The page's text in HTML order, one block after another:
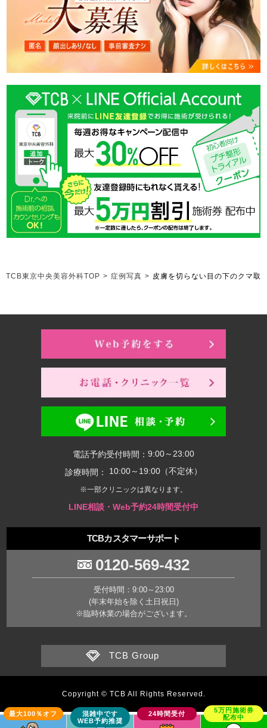
TCB東京中央美容外科TOP > 症例写真 > 皮膚を切らない目の下のクマ取
電話予約受付時間： 9:00～23:00
診療時間：
10:00～19:00（不定休）
※一部クリニックは異なります。
LINE相談・Web予約24時間受付中
TCBカスタマーサポート
0120-569-432
受付時間：9:00～23:00
(年末年始を除く土日祝日)
※臨時休業の場合がございます。
TCB Group
Copyright © TCB All Rights Reserved.